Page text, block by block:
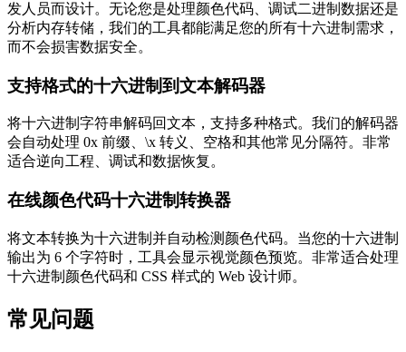
发人员而设计。无论您是处理颜色代码、调试二进制数据还是
分析内存转储，我们的工具都能满足您的所有十六进制需求，
而不会损害数据安全。
支持格式的十六进制到文本解码器
将十六进制字符串解码回文本，支持多种格式。我们的解码器
会自动处理 0x 前缀、\x 转义、空格和其他常见分隔符。非常
适合逆向工程、调试和数据恢复。
在线颜色代码十六进制转换器
将文本转换为十六进制并自动检测颜色代码。当您的十六进制
输出为 6 个字符时，工具会显示视觉颜色预览。非常适合处理
十六进制颜色代码和 CSS 样式的 Web 设计师。
常见问题